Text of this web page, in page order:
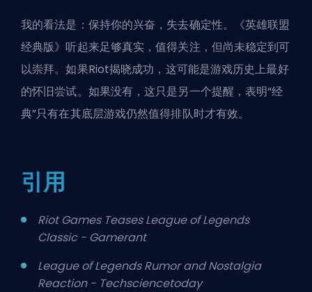
我的看法是：保持你的兴奋，失去确定性。《英雄联盟
经典版》听起来足够真实，值得关注，但尚未稳定到可
以崇拜。如果Riot揭晓成功，这可能是游戏历史上最好
的怀旧尝试。如果没有，这只是另一个提醒，表明“经
典”只有在其底层游戏仍然值得排队时才有效。
引用
Riot Games Teases League of Legends
Classic - Gamerant
League of Legends Rumor and Nostalgia
Reaction - Techsciencetoday